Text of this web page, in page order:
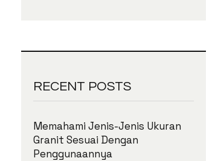
RECENT POSTS
Memahami Jenis-Jenis Ukuran
Granit Sesuai Dengan
Penggunaannya